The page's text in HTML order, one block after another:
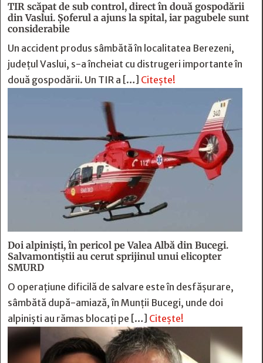
TIR scăpat de sub control, direct în două gospodării
din Vaslui. Șoferul a ajuns la spital, iar pagubele sunt
considerabile
Un accident produs sâmbătă în localitatea Berezeni,
județul Vaslui, s-a încheiat cu distrugeri importante în
două gospodării. Un TIR a […] Citește!
Doi alpiniști, în pericol pe Valea Albă din Bucegi.
Salvamontiștii au cerut sprijinul unui elicopter
SMURD
O operațiune dificilă de salvare este în desfășurare,
sâmbătă după-amiază, în Munții Bucegi, unde doi
alpiniști au rămas blocați pe […] Citește!